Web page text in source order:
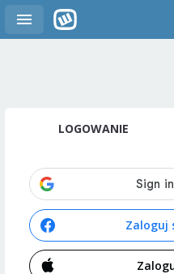
LOGOWANIE
Zaloguj